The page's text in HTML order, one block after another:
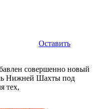
Оставить
совершенно новый
Нижней Шахты под
тех,